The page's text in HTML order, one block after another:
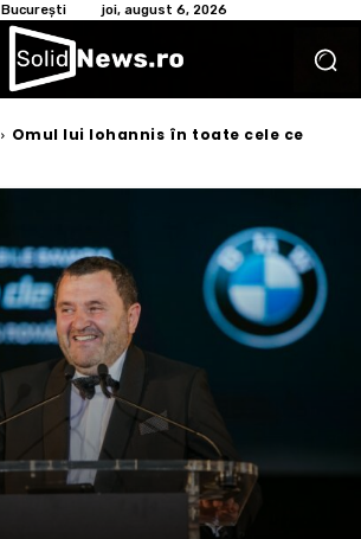
București joi, august 6, 2026
Omul lui Iohannis în toate cele ce